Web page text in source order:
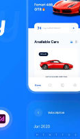
金额app ui设计
表用户界面设计
.ai .xd素材
2021-
插画设计 .fig .ai
.fig素材 2021-01-